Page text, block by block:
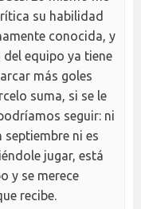
su habilidad
conocida, y
equipo ya tiene
más goles
suma, si se le
seguir: ni
septiembre ni es
jugar, está
y se merece
recibe.